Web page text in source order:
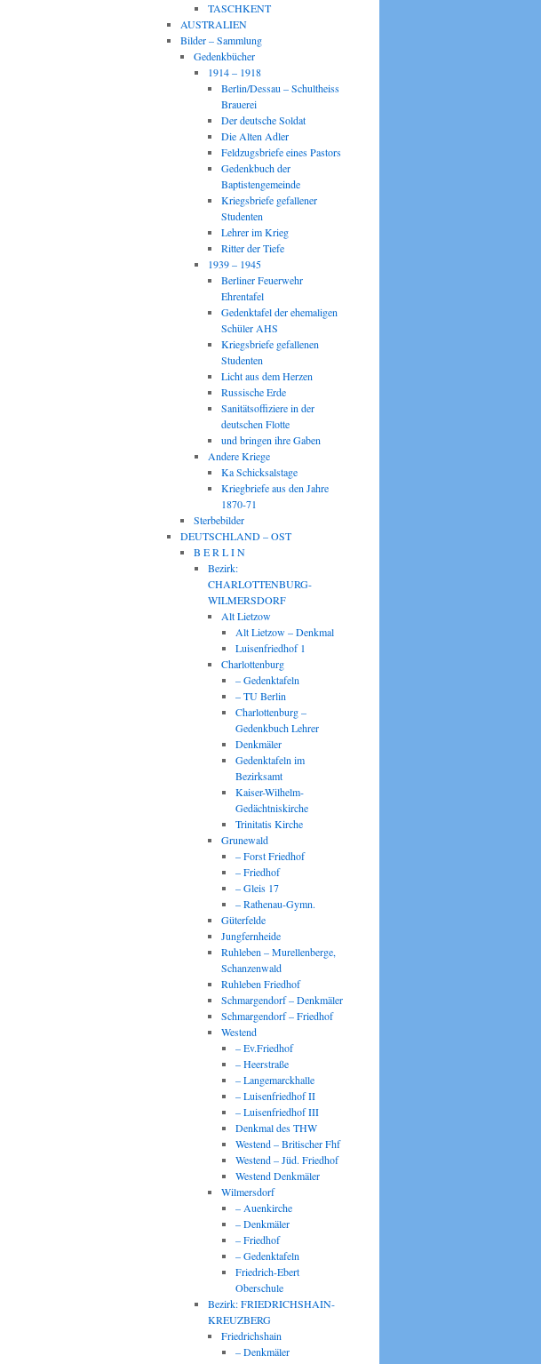
TASCHKENT
AUSTRALIEN
Bilder – Sammlung
Gedenkbücher
1914 – 1918
Berlin/Dessau – Schultheiss
Brauerei
Der deutsche Soldat
Die Alten Adler
Feldzugsbriefe eines Pastors
Gedenkbuch der
Baptistengemeinde
Kriegsbriefe gefallener
Studenten
Lehrer im Krieg
Ritter der Tiefe
1939 – 1945
Berliner Feuerwehr
Ehrentafel
Gedenktafel der ehemaligen
Schüler AHS
Kriegsbriefe gefallenen
Studenten
Licht aus dem Herzen
Russische Erde
Sanitätsoffiziere in der
deutschen Flotte
und bringen ihre Gaben
Andere Kriege
Ka Schicksalstage
Kriegbriefe aus den Jahre
1870-71
Sterbebilder
DEUTSCHLAND – OST
B E R L I N
Bezirk:
CHARLOTTENBURG-
WILMERSDORF
Alt Lietzow
Alt Lietzow – Denkmal
Luisenfriedhof 1
Charlottenburg
– Gedenktafeln
– TU Berlin
Charlottenburg –
Gedenkbuch Lehrer
Denkmäler
Gedenktafeln im
Bezirksamt
Kaiser-Wilhelm-
Gedächtniskirche
Trinitatis Kirche
Grunewald
– Forst Friedhof
– Friedhof
– Gleis 17
– Rathenau-Gymn.
Güterfelde
Jungfernheide
Ruhleben – Murellenberge,
Schanzenwald
Ruhleben Friedhof
Schmargendorf – Denkmäler
Schmargendorf – Friedhof
Westend
– Ev.Friedhof
– Heerstraße
– Langemarckhalle
– Luisenfriedhof II
– Luisenfriedhof III
Denkmal des THW
Westend – Britischer Fhf
Westend – Jüd. Friedhof
Westend Denkmäler
Wilmersdorf
– Auenkirche
– Denkmäler
– Friedhof
– Gedenktafeln
Friedrich-Ebert
Oberschule
Bezirk: FRIEDRICHSHAIN-
KREUZBERG
Friedrichshain
– Denkmäler